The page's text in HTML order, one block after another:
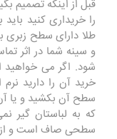
قبل از اینکه تصمیم
را خریداری کنید
طلا دارای سطح
و سینه شما در اثر
شود. اگر می خواهید
خرید آن را دارید
سطح آن بکشید و یا
که به لباستان گیر
سطحی صاف است و از